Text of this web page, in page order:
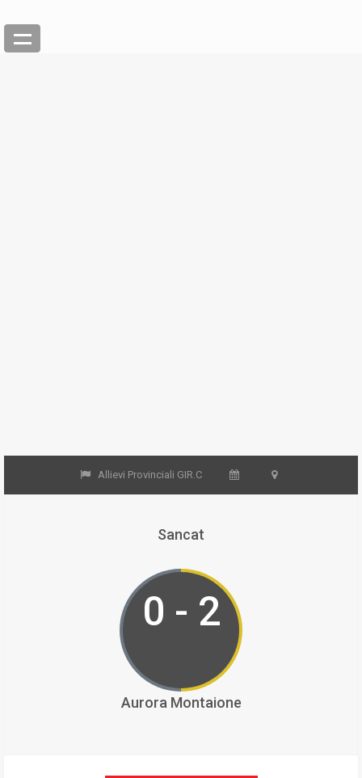
Allievi Provinciali GIR.C
Sancat
0 - 2
Aurora Montaione